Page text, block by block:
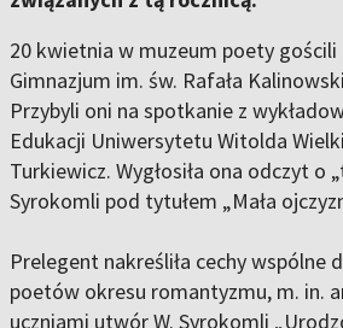
20 kwietnia w muzeum poety gościli
Gimnazjum im. św. Rafała
Przybyli oni na spotkanie z
Edukacji Uniwersytetu Witolda
Turkiewicz. Wygłosiła ona odczyt o
Syrokomli pod tytułem „Mała
Prelegent nakreśliła cechy wspólne
poetów okresu romantyzmu, m. in.
uczniami utwór W. Syrokomli